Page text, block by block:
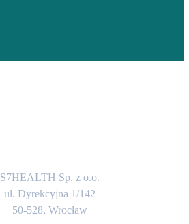
S7HEALTH Sp. z o.o.
ul. Dyrekcyjna 1/142
50-528, Wrocław